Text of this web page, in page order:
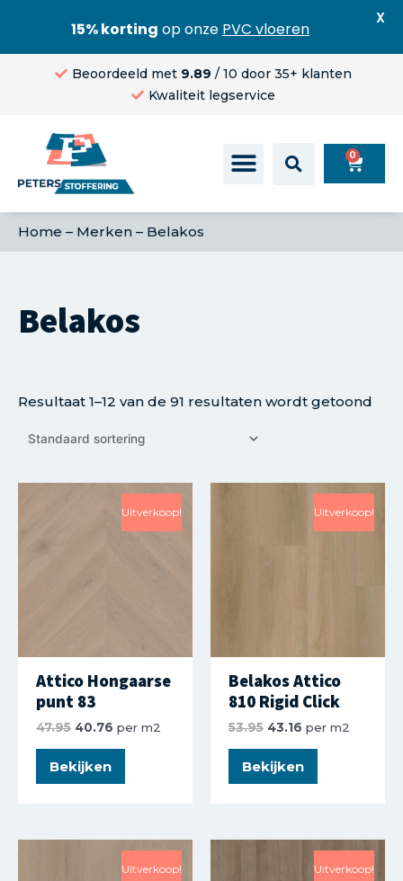
Beoordeeld met 9.89 / 10 door 35+ klanten
Kwaliteit legservice
0
Home – Merken – Belakos
Belakos
Resultaat 1–12 van de 91 resultaten wordt getoond
Uitverkoop!
Attico Hongaarse
punt 83
47.95 40.76 per m2
Bekijken
Uitverkoop!
Belakos Attico
810 Rigid Click
53.95 43.16 per m2
Bekijken
Uitverkoop! Uitverkoop!
15% korting op onze PVC vloeren
X